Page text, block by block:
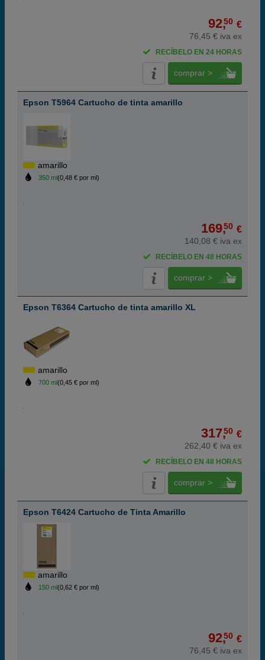
92,50 €
76,45 € iva ex
RECÍBELO EN 24 HORAS
comprar >
Epson T5964 Cartucho de tinta amarillo
amarillo
350 ml(0,48 € por ml)
169,50 €
140,08 € iva ex
RECÍBELO EN 48 HORAS
comprar >
Epson T6364 Cartucho de tinta amarillo XL
amarillo
700 ml(0,45 € por ml)
317,50 €
262,40 € iva ex
RECÍBELO EN 48 HORAS
comprar >
Epson T6424 Cartucho de Tinta Amarillo
amarillo
150 ml(0,62 € por ml)
92,50 €
76,45 € iva ex